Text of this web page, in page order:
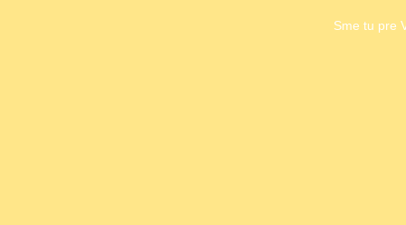
Sme tu pre